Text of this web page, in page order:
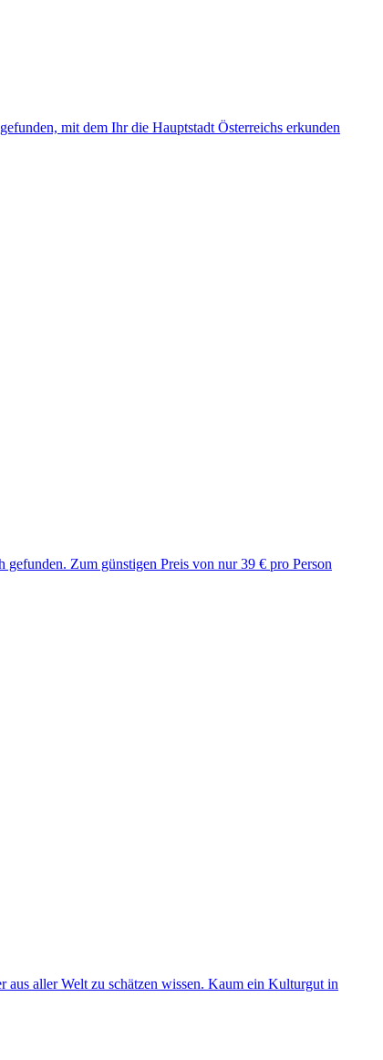
mit dem Ihr die Hauptstadt Österreichs erkunden
Zum günstigen Preis von nur 39 € pro Person
aus aller Welt zu schätzen wissen. Kaum ein Kulturgut in